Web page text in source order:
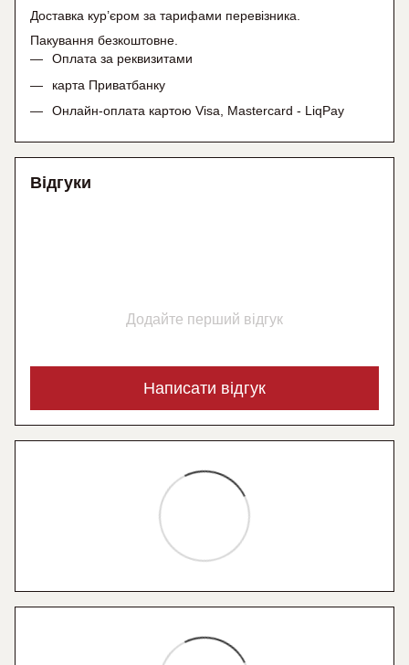
Доставка кур’єром за тарифами перевізника.
Пакування безкоштовне.
Оплата за реквизитами
карта Приватбанку
Онлайн-оплата картою Visa, Mastercard - LiqPay
Відгуки
Додайте перший відгук
Написати відгук